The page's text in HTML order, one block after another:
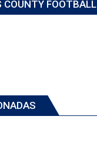
COUNTY